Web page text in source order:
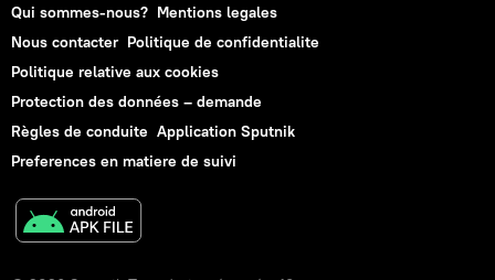
Qui sommes-nous? Mentions legales
Nous contacter Politique de confidentialite
Politique relative aux cookies
Protection des données – demande
Règles de conduite Application Sputnik
Preferences en matiere de suivi